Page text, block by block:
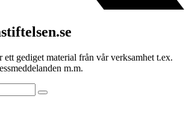
ett gediget material från vår verksamhet t.ex.
m.m.